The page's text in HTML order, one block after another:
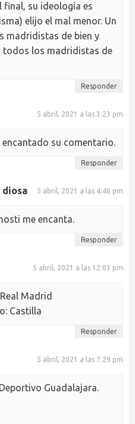
final, su ideología es
elijo el mal menor. Un
madridistas de bien y
todos los madridistas de
Responder
5 abril, 2021 a las 3:23 pm
encantado su comentario.
Responder
diosa 5 abril, 2021 a las 4:46 pm
me encanta.
Responder
5 abril, 2021 a las 12:03 pm
Madrid
Castilla
Responder
5 abril, 2021 a las 7:29 pm
Guadalajara.